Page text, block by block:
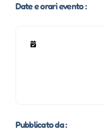
Date e orari evento :
Pubblicato da :